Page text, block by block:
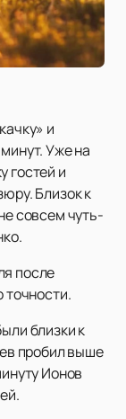
и
Уже на
гостей и
Близок к
совсем чуть-
после
точности.
близки к
пробил выше
Ионов